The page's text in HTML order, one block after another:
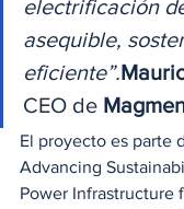
electrificación
asequible,
eficiente”.
CEO de
El proyecto es parte
Advancing
Power Infrastructure